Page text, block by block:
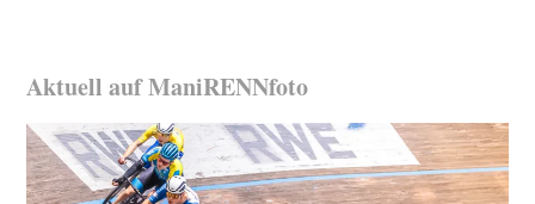
Aktuell auf ManiRENNfoto